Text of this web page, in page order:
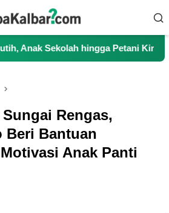
hingga Petani Kini Kembali
Rengas,
Beri Bantuan
Anak Panti